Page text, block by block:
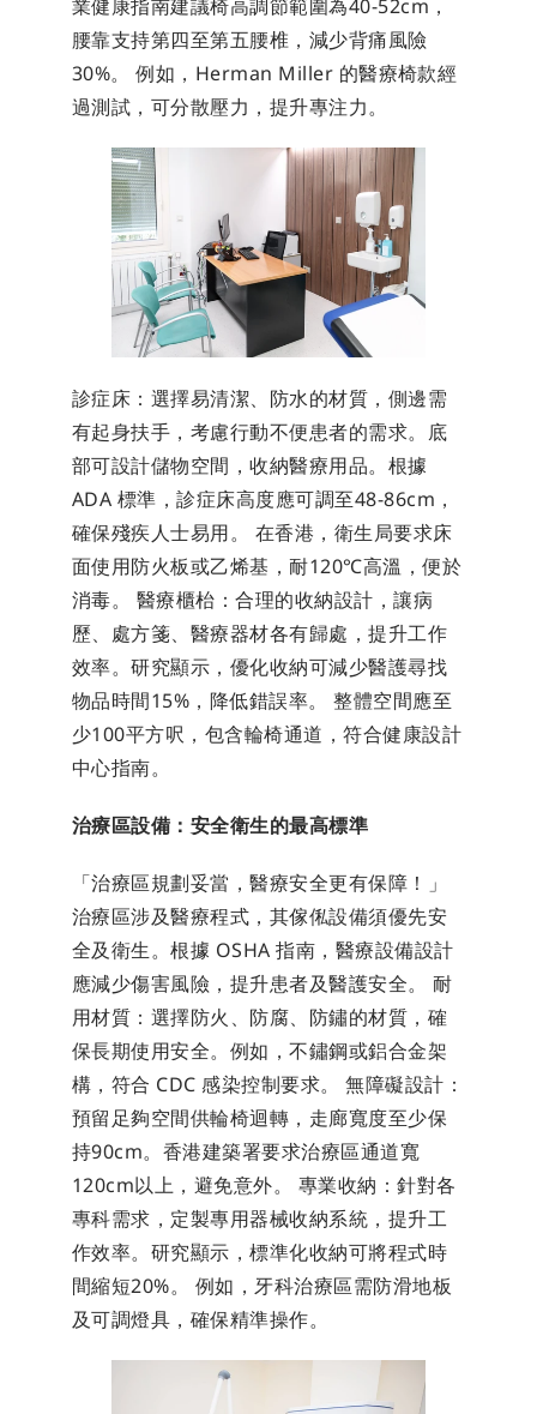
業健康指南建議椅高調節範圍為40-52cm，
腰靠支持第四至第五腰椎，減少背痛風險
30%。 例如，Herman Miller 的醫療椅款經
過測試，可分散壓力，提升專注力。
診症床：選擇易清潔、防水的材質，側邊需
有起身扶手，考慮行動不便患者的需求。底
部可設計儲物空間，收納醫療用品。根據
ADA 標準，診症床高度應可調至48-86cm，
確保殘疾人士易用。 在香港，衛生局要求床
面使用防火板或乙烯基，耐120℃高溫，便於
消毒。 醫療櫃枱：合理的收納設計，讓病
歷、處方箋、醫療器材各有歸處，提升工作
效率。研究顯示，優化收納可減少醫護尋找
物品時間15%，降低錯誤率。 整體空間應至
少100平方呎，包含輪椅通道，符合健康設計
中心指南。
治療區設備：安全衛生的最高標準
「治療區規劃妥當，醫療安全更有保障！」
治療區涉及醫療程式，其傢俬設備須優先安
全及衛生。根據 OSHA 指南，醫療設備設計
應減少傷害風險，提升患者及醫護安全。 耐
用材質：選擇防火、防腐、防鏽的材質，確
保長期使用安全。例如，不鏽鋼或鋁合金架
構，符合 CDC 感染控制要求。 無障礙設計：
預留足夠空間供輪椅迴轉，走廊寬度至少保
持90cm。香港建築署要求治療區通道寬
120cm以上，避免意外。 專業收納：針對各
專科需求，定製專用器械收納系統，提升工
作效率。研究顯示，標準化收納可將程式時
間縮短20%。 例如，牙科治療區需防滑地板
及可調燈具，確保精準操作。